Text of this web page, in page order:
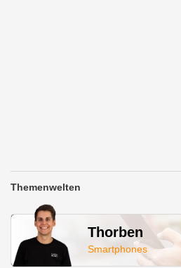
Themenwelten
Thorben
Smartphones